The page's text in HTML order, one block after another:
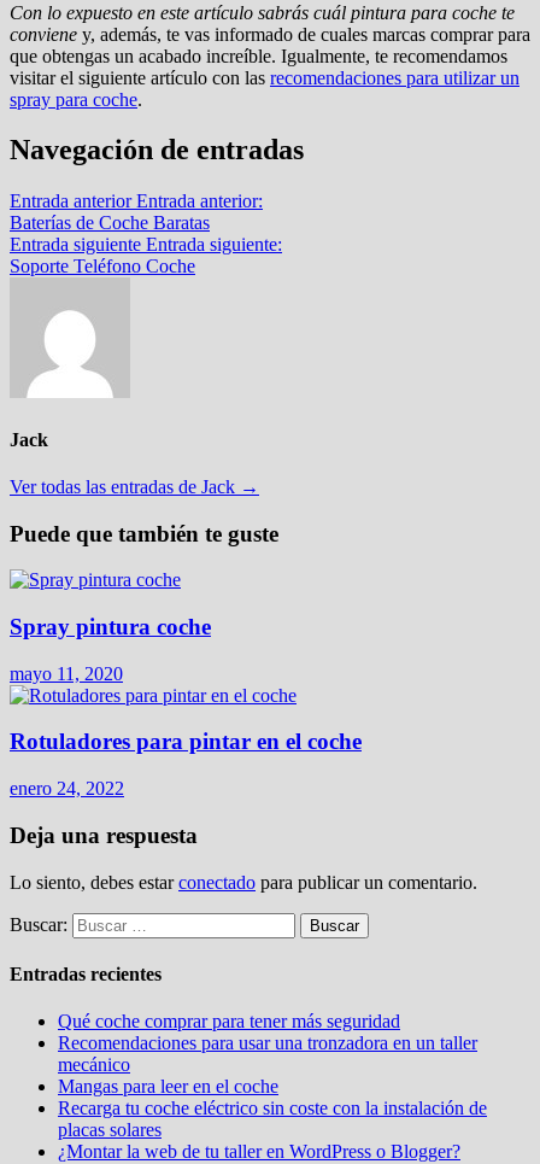
Con lo expuesto en este artículo sabrás cuál pintura para coche te
conviene y, además, te vas informado de cuales marcas comprar para
que obtengas un acabado increíble. Igualmente, te recomendamos
visitar el siguiente artículo con las recomendaciones para utilizar un
spray para coche.
Navegación de entradas
Entrada anterior Entrada anterior:
Baterías de Coche Baratas
Entrada siguiente Entrada siguiente:
Soporte Teléfono Coche
Jack
Ver todas las entradas de Jack →
Puede que también te guste
Spray pintura coche
mayo 11, 2020
Rotuladores para pintar en el coche
enero 24, 2022
Deja una respuesta
Lo siento, debes estarconectado para publicar un comentario.
Buscar:
Entradas recientes
Qué coche comprar para tener más seguridad
Recomendaciones para usar una tronzadora en un taller
mecánico
Mangas para leer en el coche
Recarga tu coche eléctrico sin coste con la instalación de
placas solares
¿Montar la web de tu taller en WordPress o Blogger?